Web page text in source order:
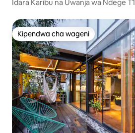
Idara Karibu na Uwanja wa Ndege T1
Kipendwa cha wageni
Kipendwa cha wageni